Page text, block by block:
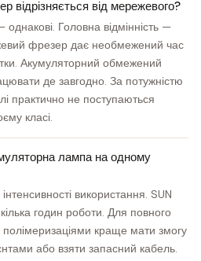
відрізняється від мережевого?
Головна відмінність —
фрезер дає необмежений час
Акумуляторний обмежений
де завгодно. За потужністю
практично не поступаються
класі.
лампа на одному
використання. SUN
годин роботи. Для повного
краще мати змогу
або взяти запасний кабель.